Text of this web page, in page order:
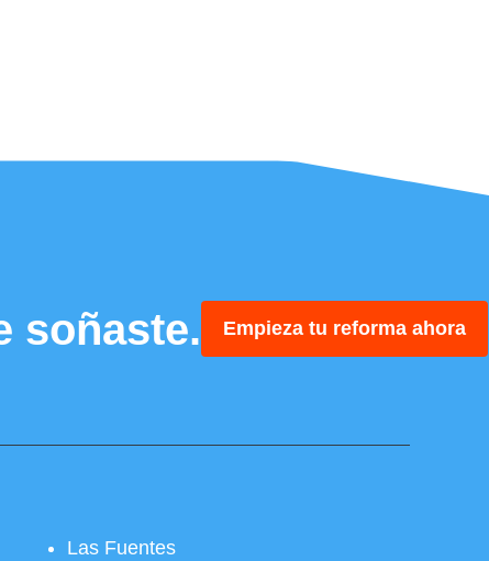
soñaste. Empieza tu reforma ahora
Las Fuentes